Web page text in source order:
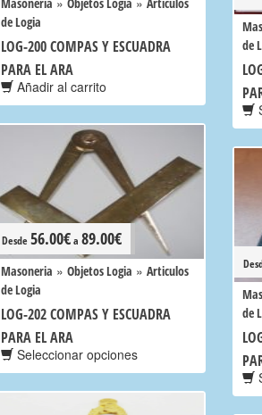
de Logia
LOG-200 COMPAS Y ESCUADRA
PARA EL ARA
Añadir al carrito
de
Desde56.00€a 89.00€
Masoneria » Objetos Logia » Articulos
de Logia
LOG-202 COMPAS Y ESCUADRA
PARA EL ARA
Seleccionar opciones
de